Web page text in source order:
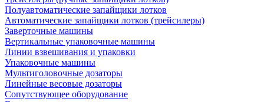
Полуавтоматические запайщики лотков
Автоматические запайщики лотков (трейсилеры)
Заверточные машины
Вертикальные упаковочные машины
Линии взвешивания и упаковки
Упаковочные машины
Мультиголовочные дозаторы
Линейные весовые дозаторы
Сопутствующее оборудование